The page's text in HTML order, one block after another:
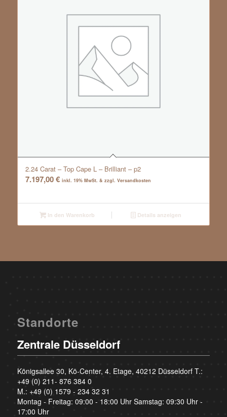
2.24 Carat – Top Cape L – Brilliant – p2
7.197,00€ inkl. 19% MwSt. & zzgl. Versandkosten
In den Warenkorb Details anzeigen
Standorte
Zentrale Düsseldorf
Königsallee 30, Kö-Center, 4. Etage, 40212 Düsseldorf T.:
+49 (0) 211- 876 384 0
M.: +49 (0) 1579 - 234 32 31
Montag - Freitag: 09:00 - 18:00 Uhr Samstag: 09:30 Uhr -
17:00 Uhr